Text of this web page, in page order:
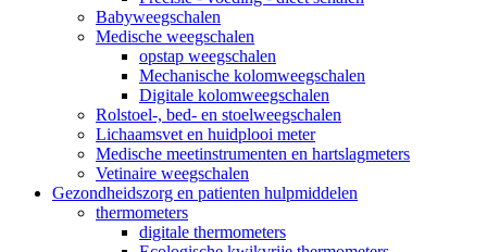
Babyweegschalen
Medische weegschalen
opstap weegschalen
Mechanische kolomweegschalen
Digitale kolomweegschalen
Rolstoel-, bed- en stoelweegschalen
Lichaamsvet en huidplooi meter
Medische meetinstrumenten en hartslagmeters
Vetinaire weegschalen
Gezondheidszorg en patienten hulpmiddelen
thermometers
digitale thermometers